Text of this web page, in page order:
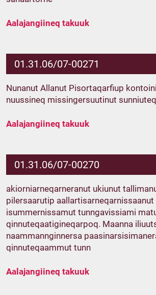
Aalajangiineq takuuk
01.31.06/07-00271
Nunanut Allanut Pisortaqarfiup
nuussineq missingersuutinut
Aalajangiineq takuuk
01.31.06/07-00270
akiorniarneqarneranut ukiunut
pilersaarutip
isummernissamut tunngavissiami
qinnuteqaatigineqarpoq. Maanna
naammannginnersa
qinnuteqaammut tunn
Aalajangiineq takuuk